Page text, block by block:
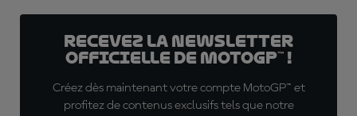
Recevez la Newsletter
officielle de MotoGP™ !
Créez dès maintenant votre compte MotoGP™ et
profitez de contenus exclusifs tels que notre